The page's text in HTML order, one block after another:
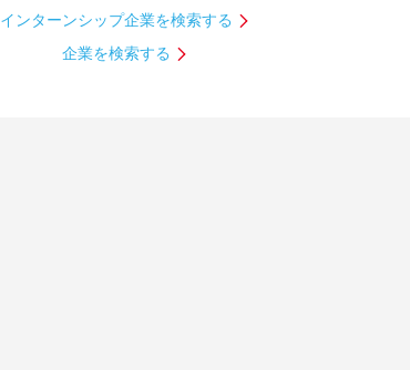
インターンシップ企業を検索する
企業を検索する